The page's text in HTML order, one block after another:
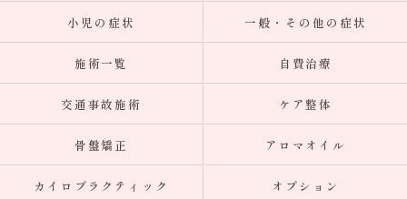
小児の症状 一般・その他の症状
施術一覧 自費治療
交通事故施術 ケア整体
骨盤矯正 アロマオイル
カイロプラクティック オプション